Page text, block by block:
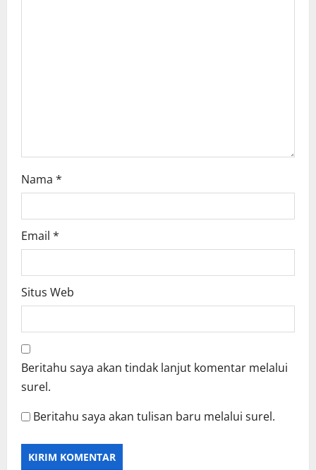
Nama *
Email *
Situs Web
Beritahu saya akan tindak lanjut komentar melalui
surel.
Beritahu saya akan tulisan baru melalui surel.